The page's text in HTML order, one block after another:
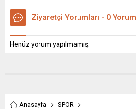
Ziyaretçi Yorumları - 0 Yorum
Henüz yorum yapılmamış.
Anasayfa
SPOR